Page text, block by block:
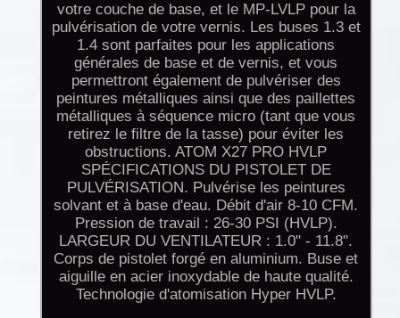
votre couche de base, et le MP-LVLP pour la
pulvérisation de votre vernis. Les buses 1.3 et
1.4 sont parfaites pour les applications
générales de base et de vernis, et vous
permettront également de pulvériser des
peintures métalliques ainsi que des paillettes
métalliques à séquence micro (tant que vous
retirez le filtre de la tasse) pour éviter les
obstructions. ATOM X27 PRO HVLP
SPÉCIFICATIONS DU PISTOLET DE
PULVÉRISATION. Pulvérise les peintures
solvant et à base d'eau. Débit d'air 8-10 CFM.
Pression de travail : 26-30 PSI (HVLP).
LARGEUR DU VENTILATEUR : 1.0" - 11.8".
Corps de pistolet forgé en aluminium. Buse et
aiguille en acier inoxydable de haute qualité.
Technologie d'atomisation Hyper HVLP.